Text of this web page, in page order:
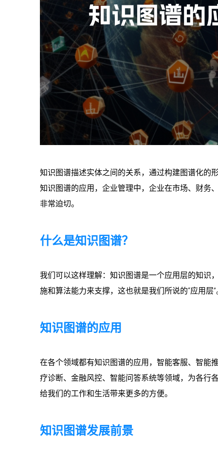
知识图谱描述实体之间的关系，通过构建图谱化的
知识图谱的应用，企业管理中，企业在市场、财务
非常迫切。
什么是知识图谱？
我们可以这样理解：知识图谱是一个应用层的知识
施和算法能力来支撑，这也就是我们所说的“应用层”
知识图谱的应用
在各个领域都有知识图谱的应用，智能客服、智能
疗诊断、金融风控、智能问答系统等领域，为各行
给我们的工作和生活带来更多的方便。
知识图谱发展前景